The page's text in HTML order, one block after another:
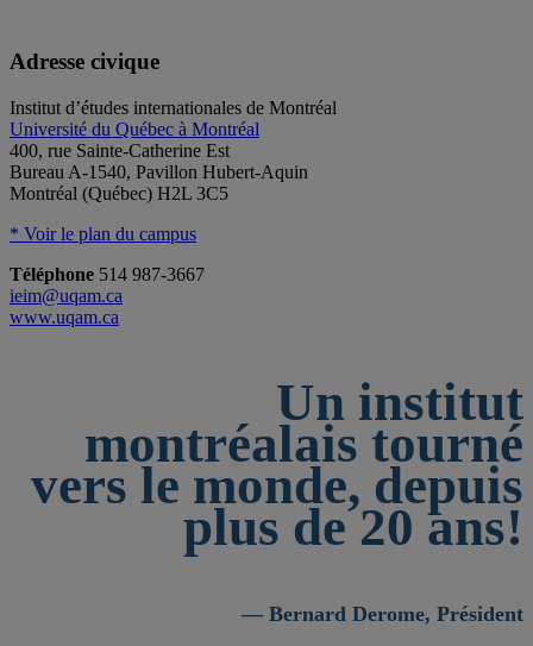
Adresse civique
Institut d’études internationales de Montréal
Université du Québec à Montréal
400, rue Sainte-Catherine Est
Bureau A-1540, Pavillon Hubert-Aquin
Montréal (Québec) H2L 3C5
* Voir le plan du campus
Téléphone 514 987-3667
ieim@uqam.ca
www.uqam.ca
Un institut
montréalais tourné
vers le monde, depuis
plus de 20 ans!
— Bernard Derome, Président